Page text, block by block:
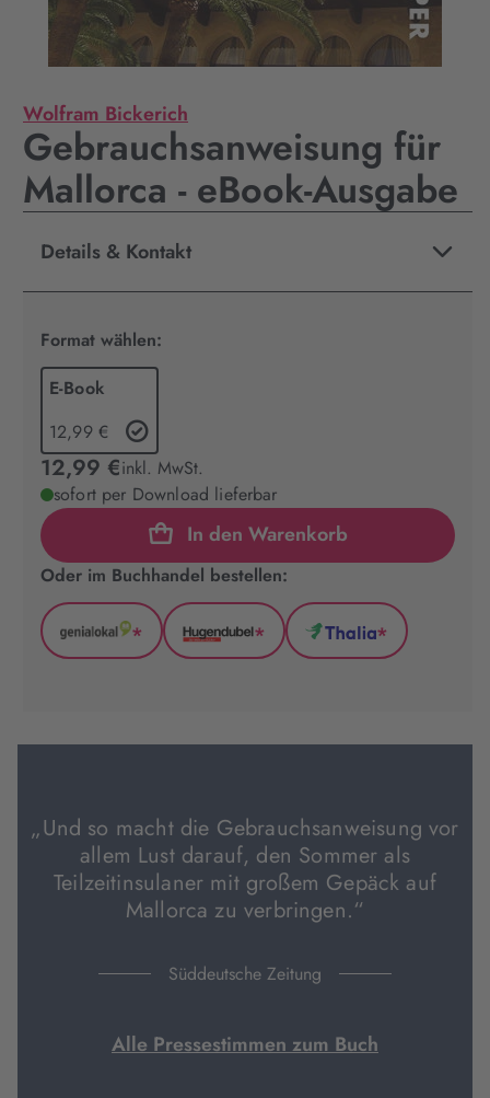
Wolfram Bickerich
Gebrauchsanweisung für
Mallorca - eBook-Ausgabe
Details & Kontakt
Format wählen:
E-Book
12,99 €
12,99 €inkl. MwSt.
sofort per Download lieferbar
In den Warenkorb
Oder im Buchhandel bestellen:
GenialLokal
Tab
*
Hugendubel
Tab
*
Thalia
Tab
*
„Und so macht die Gebrauchsanweisung vor
allem Lust darauf, den Sommer als
Teilzeitinsulaner mit großem Gepäck auf
Mallorca zu verbringen.“
Süddeutsche Zeitung
Alle Pressestimmen zum Buch